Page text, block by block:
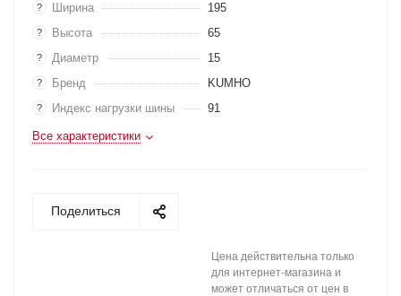
? Ширина 195
? Высота 65
? Диаметр 15
? Бренд KUMHO
? Индекс нагрузки шины 91
Все характеристики
Поделиться
Цена действительна только
для интернет-магазина и
может отличаться от цен в